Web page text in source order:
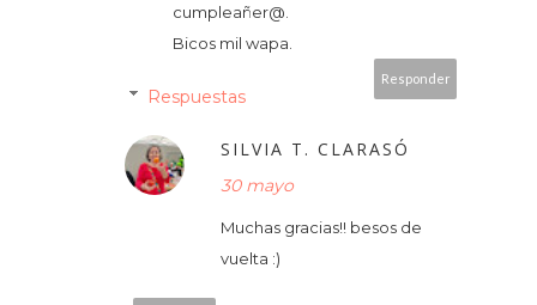
cumpleañer@.
Bicos mil wapa.
Responder
Respuestas
SILVIA T. CLARASÓ
30 mayo
Muchas gracias!! besos de
vuelta :)